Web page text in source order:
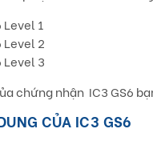
Level 1
Level 2
Level 3
chứng nhận IC3 GS6
CỦA IC3 GS6